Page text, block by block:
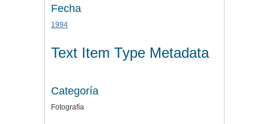
Fecha
1994
Text Item Type Metadata
Categoría
Fotografía